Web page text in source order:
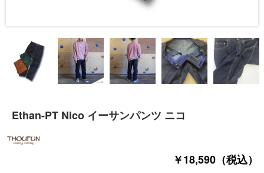
Ethan-PT Nico イーサンパンツ ニコ
￥18,590（税込）